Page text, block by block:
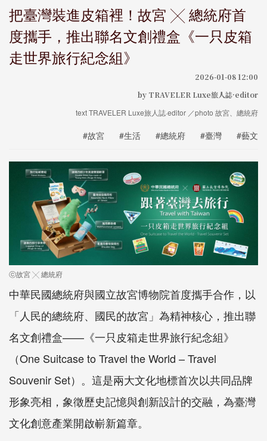
把臺灣裝進皮箱裡！故宮 ╳ 總統府首
度攜手，推出聯名文創禮盒《一只皮箱
走世界旅行紀念組》
2026-01-08 12:00
by TRAVELER Luxe旅人誌·editor
text TRAVELER Luxe旅人誌·editor ／photo 故宮、總統府
#故宮 #生活 #總統府 #臺灣 #藝文
ⓒ故宮 ╳ 總統府
中華民國總統府與國立故宮博物院首度攜手合作，以
「人民的總統府、國民的故宮」為精神核心，推出聯
名文創禮盒——《一只皮箱走世界旅行紀念組》
（One Suitcase to Travel the World – Travel
Souvenir Set）。這是兩大文化地標首次以共同品牌
形象亮相，象徵歷史記憶與創新設計的交融，為臺灣
文化創意產業開啟嶄新篇章。